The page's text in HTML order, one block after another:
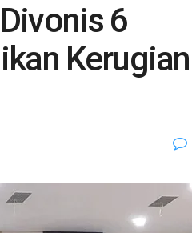
6
Kerugian